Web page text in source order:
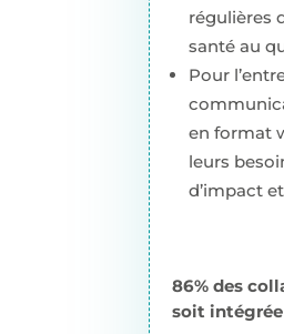
régulières
santé au
Pour
en format
leurs
d’impact
86% des
soit